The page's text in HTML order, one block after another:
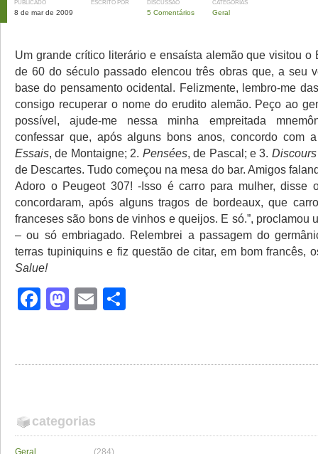
PUBLICADO
8 de mar de 2009
ESCRITO POR DISCUSSÃO
5 Comentários
CATEGORIAS
Geral
Um grande crítico literário e ensaísta alemão que visitou o
de 60 do século passado elencou três obras que, a seu
base do pensamento ocidental. Felizmente, lembro-me
consigo recuperar o nome do erudito alemão. Peço ao
possível, ajude-me nessa minha empreitada
confessar que, após alguns bons anos, concordo com
Essais, de Montaigne; 2. Pensées, de Pascal; e 3. Discours
de Descartes. Tudo começou na mesa do bar. Amigos
Adoro o Peugeot 307! -Isso é carro para mulher, disse
concordaram, após alguns tragos de bordeaux, que
franceses são bons de vinhos e queijos. E só.”, proclamou
– ou só embriagado. Relembrei a passagem do
terras tupiniquins e fiz questão de citar, em bom francês,
Salue!
Facebook
Mastodon
Email
categorias
Geral (284)